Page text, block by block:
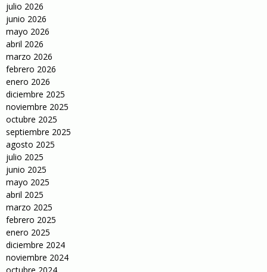
julio 2026
junio 2026
mayo 2026
abril 2026
marzo 2026
febrero 2026
enero 2026
diciembre 2025
noviembre 2025
octubre 2025
septiembre 2025
agosto 2025
julio 2025
junio 2025
mayo 2025
abril 2025
marzo 2025
febrero 2025
enero 2025
diciembre 2024
noviembre 2024